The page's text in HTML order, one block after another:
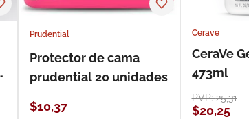
Prudential
Protector de cama
prudential 20 unidades
$10,37
Cerave
CeraVe
473ml
PVP:25,31
$20,25